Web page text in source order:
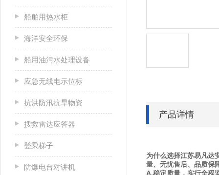
船舶用热水柜
海洋安全环保
船用油污水处理设备
应急无线电示位标
抗洪防汛抗旱物资
搜救雷达应答器
登乘梯子
防爆电台对讲机
产品详情
为什么选择江苏易凡达
量、无忧售后、品质保
A.稳定质量，实行全程